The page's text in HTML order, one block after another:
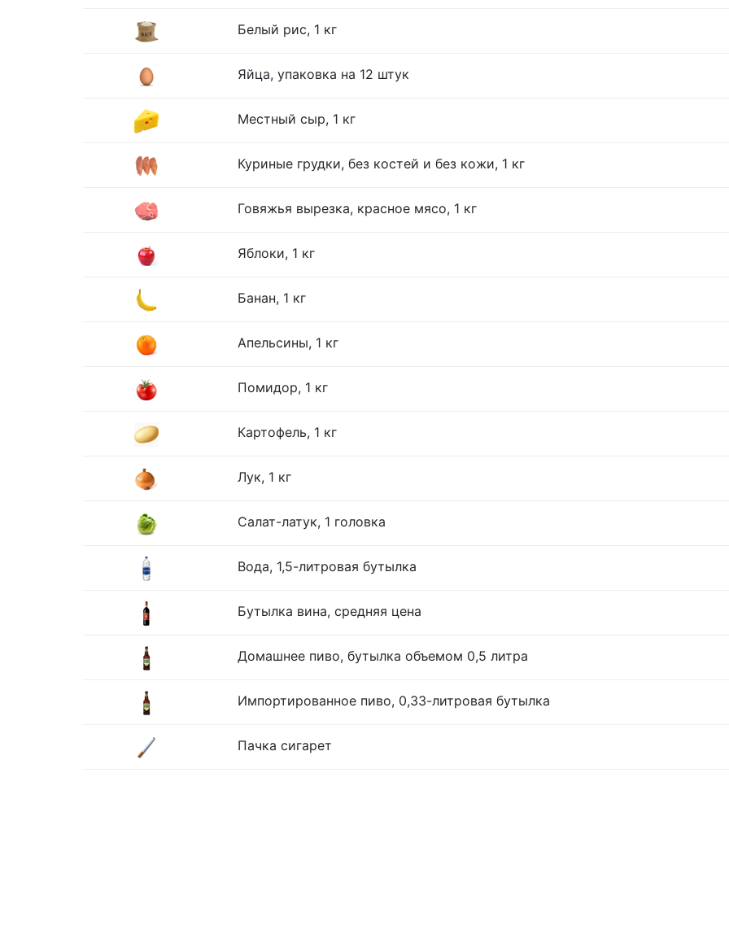
Белый рис, 1 кг
Яйца, упаковка на 12 штук
Местный сыр, 1 кг
Куриные грудки, без костей и без кожи, 1 кг
Говяжья вырезка, красное мясо, 1 кг
Яблоки, 1 кг
Банан, 1 кг
Апельсины, 1 кг
Помидор, 1 кг
Картофель, 1 кг
Лук, 1 кг
Салат-латук, 1 головка
Вода, 1,5-литровая бутылка
Бутылка вина, средняя цена
Домашнее пиво, бутылка объемом 0,5 литра
Импортированное пиво, 0,33-литровая бутылка
Пачка сигарет